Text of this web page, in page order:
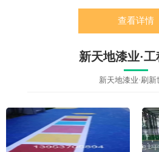
查看详情
新天地漆业·工
新天地漆业·刷新